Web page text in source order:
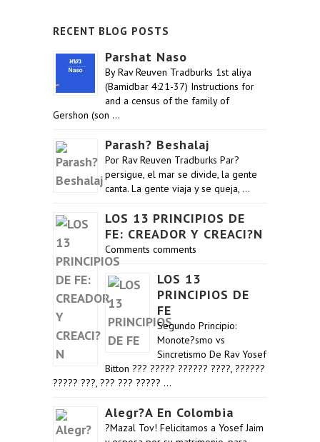
RECENT BLOG POSTS
Parshat Naso
By Rav Reuven Tradburks 1st aliya
(Bamidbar 4:21-37) Instructions for
and a census of the family of
Gershon (son …
Parash? Beshalaj
Por Rav Reuven Tradburks Par?
persigue, el mar se divide, la gente
canta. La gente viaja y se queja, …
LOS 13 PRINCIPIOS DE
FE: CREADOR Y CREACI?N
Comments comments
LOS 13
PRINCIPIOS DE
FE
Segundo Principio:
Monote?smo vs
Sincretismo De Rav Yosef
Bitton ??? ????? ?????? ????, ??????
????? ???, ??? ??? ????? …
Alegr?a En Colombia
?Mazal Tov! Felicitamos a Yosef Jaim